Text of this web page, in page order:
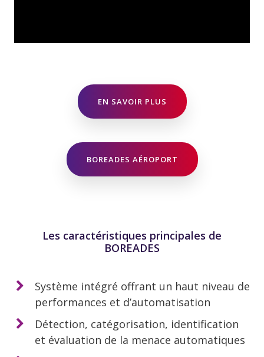
EN SAVOIR PLUS
BOREADES AÉROPORT
Les caractéristiques principales de
BOREADES
Système intégré offrant un haut niveau de
performances et d’automatisation
Détection, catégorisation, identification
et évaluation de la menace automatiques